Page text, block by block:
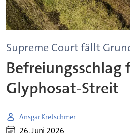
Supreme Court fällt
Befreiungsschlag
Glyphosat-Streit
Ansgar Kretschmer
26. Juni 2026